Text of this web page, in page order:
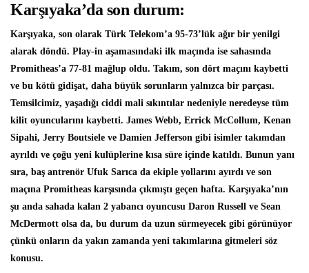
Karşıyaka’da son durum:
Karşıyaka, son olarak Türk Telekom’a 95-73’lük ağır bir yenilgi
alarak döndü. Play-in aşamasındaki ilk maçında ise sahasında
Promitheas’a 77-81 mağlup oldu. Takım, son dört maçını kaybetti
ve bu kötü gidişat, daha büyük sorunların yalnızca bir parçası.
Temsilcimiz, yaşadığı ciddi mali sıkıntılar nedeniyle neredeyse tüm
kilit oyuncularını kaybetti. James Webb, Errick McCollum, Kenan
Sipahi, Jerry Boutsiele ve Damien Jefferson gibi isimler takımdan
ayrıldı ve çoğu yeni kulüplerine kısa süre içinde katıldı. Bunun yanı
sıra, baş antrenör Ufuk Sarıca da ekiple yollarını ayırdı ve son
maçına Promitheas karşısında çıkmıştı geçen hafta. Karşıyaka’nın
şu anda sahada kalan 2 yabancı oyuncusu Daron Russell ve Sean
McDermott olsa da, bu durum da uzun sürmeyecek gibi görünüyor
çünkü onların da yakın zamanda yeni takımlarına gitmeleri söz
konusu.